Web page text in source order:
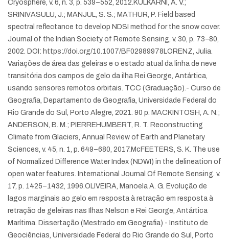
Cryosphere, v. 6, n. 3, p. 539–552, 2012. KULKARNI, A. V.;
SRINIVASULU, J.; MANJUL, S. S.; MATHUR, P. Field based
spectral reflectance to develop NDSI method for the snow cover.
Journal of the Indian Society of Remote Sensing, v. 30, p. 73–80,
2002. DOI: https://doi.org/10.1007/BF02989978 LORENZ, Julia.
Variações de área das geleiras e o estado atual da linha de neve
transitória dos campos de gelo da ilha Rei George, Antártica,
usando sensores remotos orbitais. TCC (Graduação).- Curso de
Geografia, Departamento de Geografia, Universidade Federal do
Rio Grande do Sul, Porto Alegre, 2021. 90 p. MACKINTOSH, A. N.;
ANDERSON, B. M.; PIERREHUMBERT, R. T. Reconstructing
Climate from Glaciers, Annual Review of Earth and Planetary
Sciences, v. 45, n. 1, p. 649–680, 2017. McFEETERS, S. K. The use
of Normalized Difference Water Index (NDWI) in the delineation of
open water features. International Journal Of Remote Sensing. v.
17, p. 1425–1432, 1996.OLIVEIRA, Manoela A. G. Evolução de
lagos marginais ao gelo em resposta à retração em resposta à
retração de geleiras nas Ilhas Nelson e Rei George, Antártica
Marítima. Dissertação (Mestrado em Geografia) - Instituto de
Geociências, Universidade Federal do Rio Grande do Sul, Porto